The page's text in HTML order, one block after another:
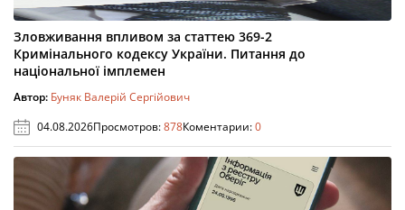
Зловживання впливом за статтею 369-2
Кримінального кодексу України. Питання до
національної імплемен
Автор: Буняк Валерій Сергійович
04.08.2026Просмотров:878Коментарии:0